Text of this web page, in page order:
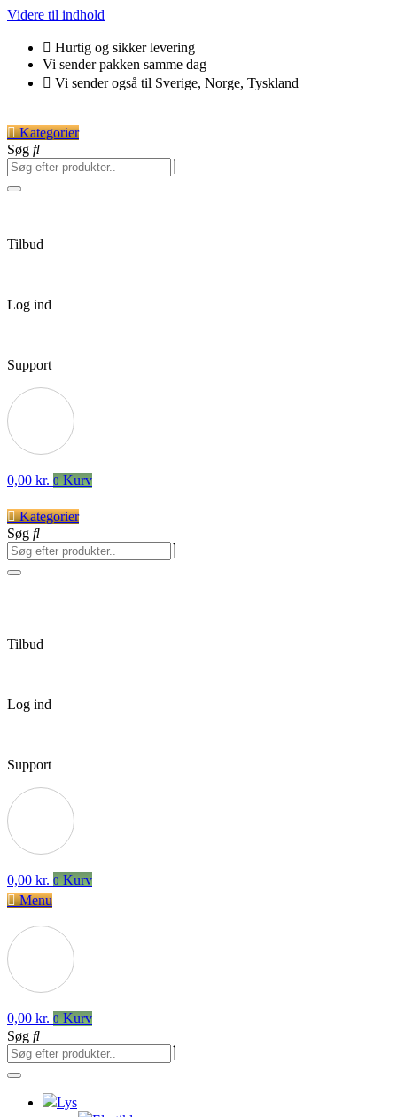
Videre til indhold
Hurtig og sikker levering
Vi sender pakken samme dag
Vi sender også til Sverige, Norge, Tyskland
Kategorier
Søg
Tilbud
Log ind
Support
0,00 kr. 0 Kurv
Kategorier
Søg
Tilbud
Log ind
Support
0,00 kr. 0 Kurv
Menu
0,00 kr. 0 Kurv
Søg
Lys